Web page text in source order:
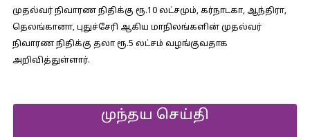
முதல்வர் நிவாரண நிதிக்கு ரூ.10 லட்சமும், கர்நாடகா, ஆந்திரா,
தெலங்கானா, புதுச்சேரி ஆகிய மாநிலங்களின் முதல்வர்
நிவாரண நிதிக்கு தலா ரூ.5 லட்சம் வழங்குவதாக
அறிவித்துள்ளார்.
முந்தய செய்தி